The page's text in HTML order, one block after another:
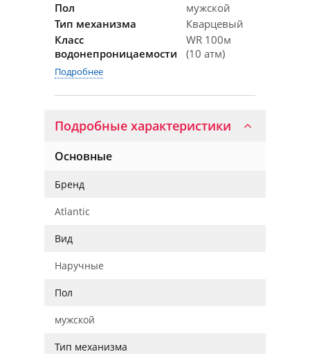
Пол
мужской
Тип механизма
Кварцевый
Класс
водонепроницаемости
WR 100м
(10 атм)
Подробнее
Подробные характеристики
Основные
Бренд
Atlantic
Вид
Наручные
Пол
мужской
Тип механизма